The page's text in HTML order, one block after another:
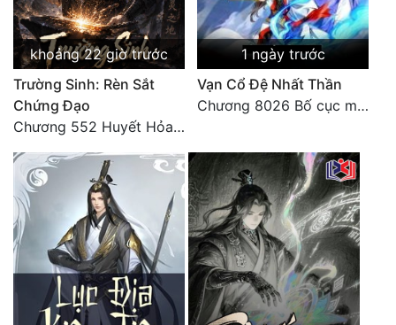
khoảng 22 giờ trước
Trường Sinh: Rèn Sắt
Chứng Đạo
Chương 552 Huyết Hỏa Độn Hư, nhân quả chưa dứt
1 ngày trước
Vạn Cổ Đệ Nhất Thần
Chương 8026 Bố cục mới